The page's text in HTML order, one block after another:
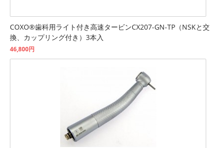
COXO®歯科用ライト付き高速タービンCX207-GN-TP（NSKと交
換、カップリング付き）3本入
46,800円